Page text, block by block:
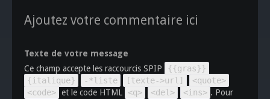
Ajoutez votre commentaire ici
Texte de votre message
Ce champ accepte les raccourcis SPIP
{{gras}}
{italique}
-*liste [texte->url]
<quote>
<code> et le code HTML <q> <del> <ins> . Pour